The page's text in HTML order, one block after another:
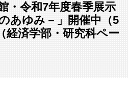
・令和7年度春季展示
あゆみ－」開催中（5
経済学部・研究科ペー